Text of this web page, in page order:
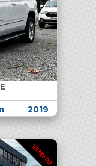
2019
VENDIDO